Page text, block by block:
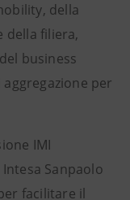
della
della filiera,
business
per
IMI
Sanpaolo
facilitare il